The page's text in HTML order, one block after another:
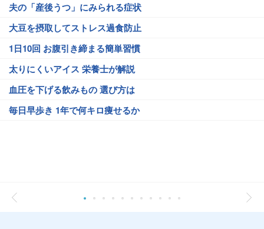
夫の「産後うつ」にみられる症状
大豆を摂取してストレス過食防止
1日10回 お腹引き締まる簡単習慣
太りにくいアイス 栄養士が解説
血圧を下げる飲みもの 選び方は
毎日早歩き 1年で何キロ痩せるか